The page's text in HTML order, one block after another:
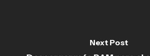
Next Post